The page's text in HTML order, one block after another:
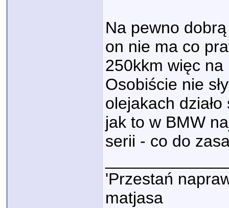
Na pewno
on nie ma co
250kkm więc
Osobiście nie
olejakach
jak to w BMW
serii - co do
'Przestań
matjasa